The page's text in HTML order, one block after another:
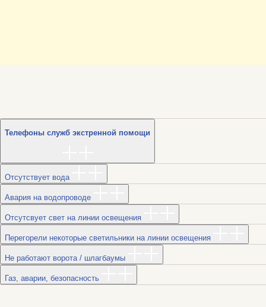
Телефоны служб экстренной помощи
Отсутствует вода
Авария на водопроводе
Отсутсвует свет на линии освещения
Перегорели некоторые светильники на линии освещения
Не работают ворота / шлагбаумы
Газ, аварии, безопасность